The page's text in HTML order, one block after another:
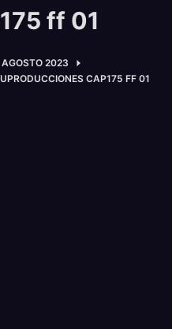
ff 01
AGOSTO 2023
CAP175 FF 01